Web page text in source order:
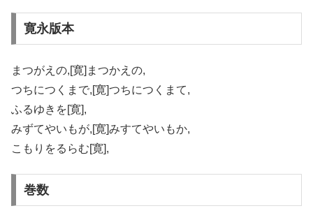
寛永版本
まつがえの,[寛]まつかえの,
つちにつくまで,[寛]つちにつくまて,
ふるゆきを[寛],
みずてやいもが,[寛]みすてやいもか,
こもりをるらむ[寛],
巻数